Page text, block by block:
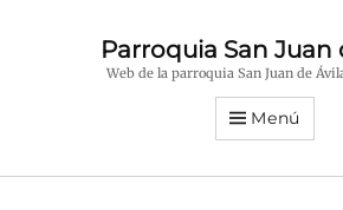
Parroquia San Juan
Web de la parroquia San Juan de
Menú